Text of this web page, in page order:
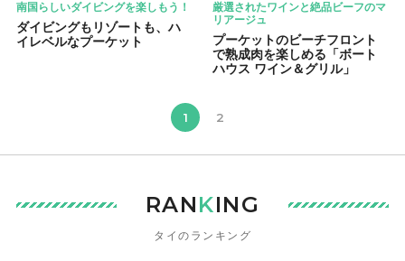
南国らしいダイビングを楽しもう！
ダイビングもリゾートも、ハ
イレベルなプーケット
厳選されたワインと絶品ビーフのマ
リアージュ
プーケットのビーチフロント
で熟成肉を楽しめる「ボート
ハウス ワイン＆グリル」
1 2
RANKING
タイのランキング